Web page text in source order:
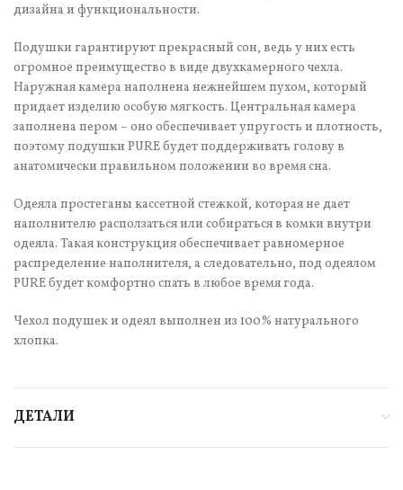
дизайна и функциональности.
Подушки гарантируют прекрасный сон, ведь у них есть
огромное преимущество в виде двухкамерного чехла.
Наружная камера наполнена нежнейшем пухом, который
придает изделию особую мягкость. Центральная камера
заполнена пером – оно обеспечивает упругость и плотность,
поэтому подушки PURE будет поддерживать голову в
анатомически правильном положении во время сна.
Одеяла простеганы кассетной стежкой, которая не дает
наполнителю расползаться или собираться в комки внутри
одеяла. Такая конструкция обеспечивает равномерное
распределение наполнителя, а следовательно, под одеялом
PURE будет комфортно спать в любое время года.
Чехол подушек и одеял выполнен из 100% натурального
хлопка.
ДЕТАЛИ